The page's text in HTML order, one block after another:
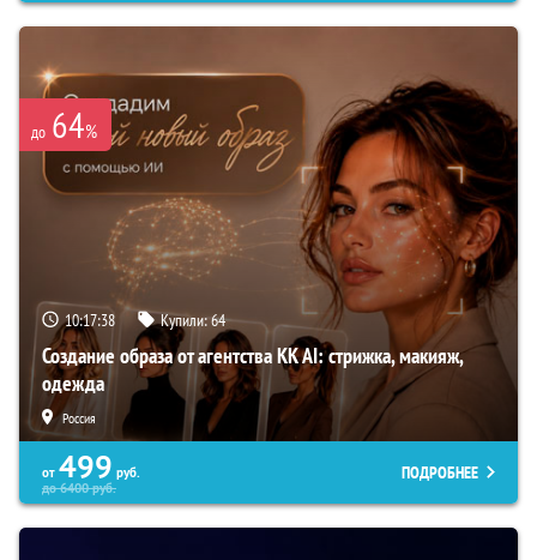
до 64%
10:17:37 Купили:64
Создание образа от агентства KK AI: стрижка, макияж,
одежда
Россия
от 499 руб.
до6400руб.
ПОДРОБНЕЕ